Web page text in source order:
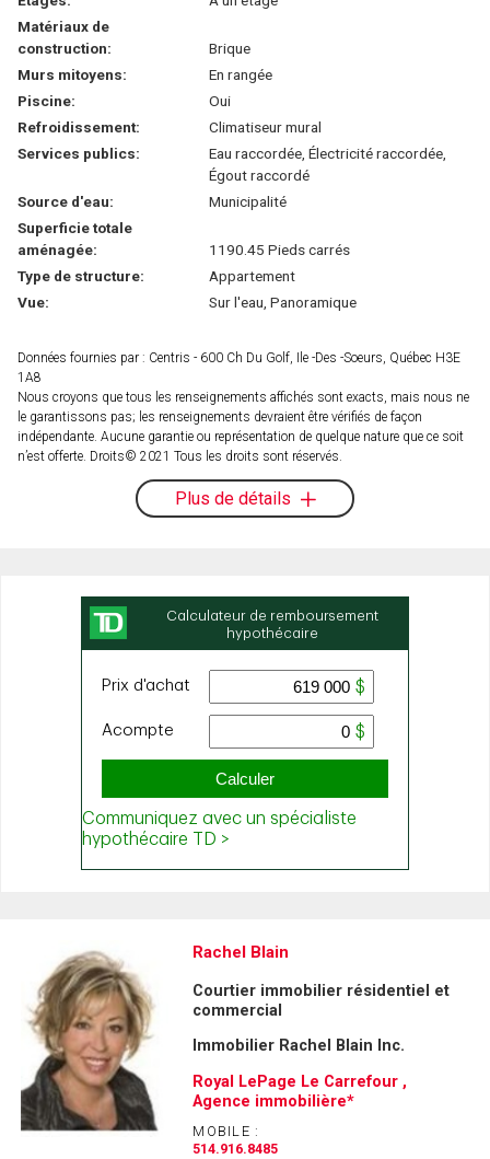
Matériaux de
construction:
Brique
Murs mitoyens:
En rangée
Piscine:
Oui
Refroidissement:
Climatiseur mural
Services publics:
Eau raccordée, Électricité raccordée,
Égout raccordé
Source d'eau:
Municipalité
Superficie totale
aménagée:
1190.45 Pieds carrés
Type de structure:
Appartement
Vue:
Sur l'eau, Panoramique
Données fournies par : Centris - 600 Ch Du Golf, Ile -Des -Soeurs, Québec H3E
1A8
Nous croyons que tous les renseignements affichés sont exacts, mais nous ne
le garantissons pas; les renseignements devraient être vérifiés de façon
indépendante. Aucune garantie ou représentation de quelque nature que ce soit
n’est offerte. Droits© 2021 Tous les droits sont réservés.
Plus de détails
Rachel Blain
Courtier immobilier résidentiel et
commercial
Immobilier Rachel Blain Inc.
Royal LePage Le Carrefour ,
Agence immobilière*
MOBILE :
514.916.8485